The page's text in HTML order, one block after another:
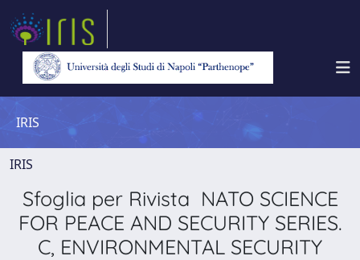
IRIS
IRIS
Sfoglia per Rivista NATO SCIENCE
FOR PEACE AND SECURITY SERIES.
C, ENVIRONMENTAL SECURITY